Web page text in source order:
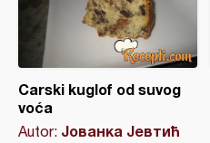
Carski kuglof od suvog
voća
Autor: Јованка Јевтић